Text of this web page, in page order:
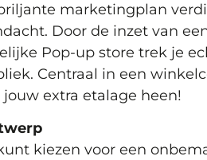
marketingplan
Door de inzet van
Pop-up store trek je
Centraal in een
extra etalage heen!
kiezen voor een